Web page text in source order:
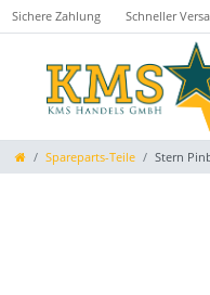
Sichere Zahlung Schneller
Spareparts-Teile Stern